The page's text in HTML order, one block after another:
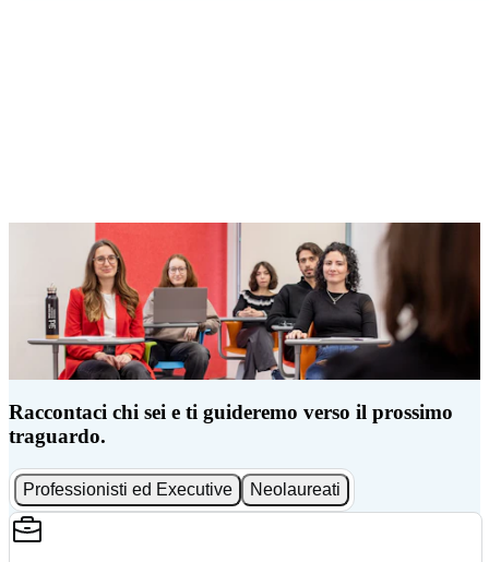
Raccontaci chi sei e ti guideremo verso il prossimo
traguardo.
Professionisti ed Executive Neolaureati